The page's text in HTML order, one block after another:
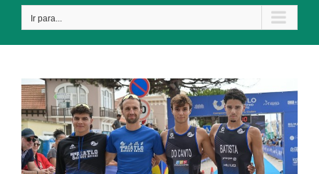
Ir para...